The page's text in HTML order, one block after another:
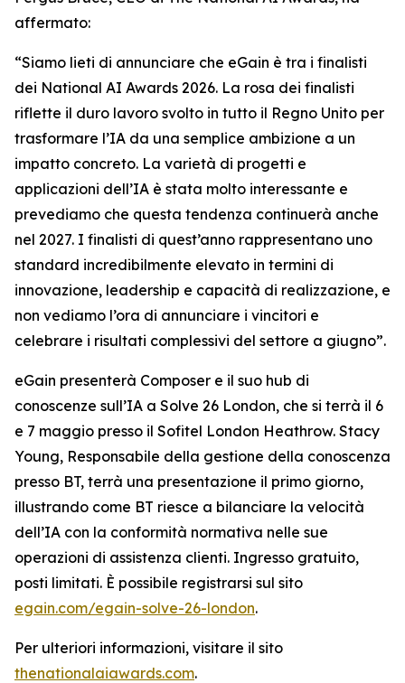
affermato:
“Siamo lieti di annunciare che eGain è tra i finalisti
dei National AI Awards 2026. La rosa dei finalisti
riflette il duro lavoro svolto in tutto il Regno Unito per
trasformare l’IA da una semplice ambizione a un
impatto concreto. La varietà di progetti e
applicazioni dell’IA è stata molto interessante e
prevediamo che questa tendenza continuerà anche
nel 2027. I finalisti di quest’anno rappresentano uno
standard incredibilmente elevato in termini di
innovazione, leadership e capacità di realizzazione, e
non vediamo l’ora di annunciare i vincitori e
celebrare i risultati complessivi del settore a giugno”.
eGain presenterà Composer e il suo hub di
conoscenze sull’IA a Solve 26 London, che si terrà il 6
e 7 maggio presso il Sofitel London Heathrow. Stacy
Young, Responsabile della gestione della conoscenza
presso BT, terrà una presentazione il primo giorno,
illustrando come BT riesce a bilanciare la velocità
dell’IA con la conformità normativa nelle sue
operazioni di assistenza clienti. Ingresso gratuito,
posti limitati. È possibile registrarsi sul sito
egain.com/egain-solve-26-london.
Per ulteriori informazioni, visitare il sito
thenationalaiawards.com.